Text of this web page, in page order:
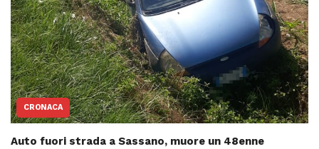
CRONACA
Auto fuori strada a Sassano, muore un 48enne